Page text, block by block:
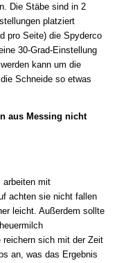
Die Stäbe sind in 2
platziert
pro Seite) die Spyderco
30-Grad-Einstellung
kann um die
Schneide so etwas
aus Messing nicht
arbeiten mit
achten sie nicht fallen
leicht. Außerdem sollte
sich mit der Zeit
an, was das Ergebnis